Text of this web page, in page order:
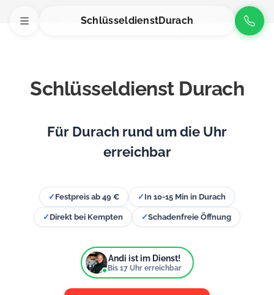
SchlüsseldienstDurach
Schlüsseldienst Durach
Für Durach rund um die Uhr
erreichbar
✓ Festpreis ab 49 € ✓ In 10-15 Min in Durach
✓ Direkt bei Kempten ✓Schadenfreie Öffnung
Andi ist im Dienst!
Bis 17Uhr erreichbar